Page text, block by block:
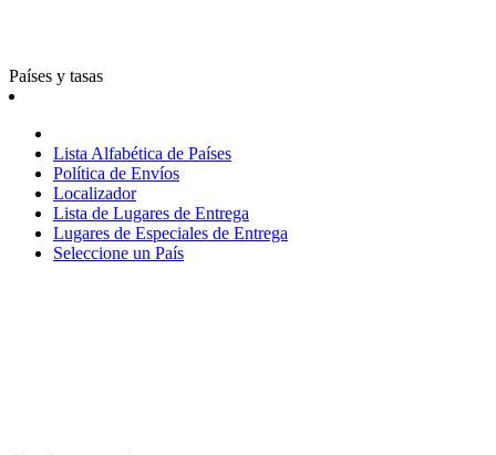
Países y tasas
Lista Alfabética de Países
Política de Envíos
Localizador
Lista de Lugares de Entrega
Lugares de Especiales de Entrega
Seleccione un País